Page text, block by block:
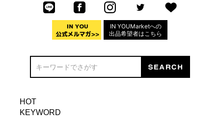
IN YOUMarketへの
出品希望者はこちら
HOT
KEYWORD